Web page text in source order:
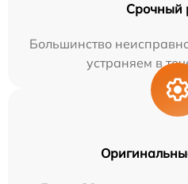
Срочный
Большинство
устраняем в